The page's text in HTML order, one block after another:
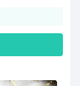
国地形地貌。
家一起进入游戏世
时就能统一全国。
一全国的基础
国各地的玩家一起
互结合，乐趣不